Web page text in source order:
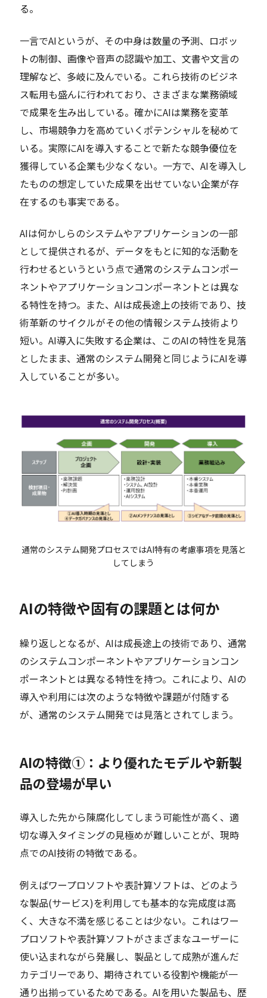
る。
一言でAIというが、その中身は数量の予測、ロボッ
トの制御、画像や音声の認識や加工、文書や文言の
理解など、多岐に及んでいる。これら技術のビジネ
ス転用も盛んに行われており、さまざまな業務領域
で成果を生み出している。確かにAIは業務を変革
し、市場競争力を高めていくポテンシャルを秘めて
いる。実際にAIを導入することで新たな競争優位を
獲得している企業も少なくない。一方で、AIを導入し
たものの想定していた成果を出せていない企業が存
在するのも事実である。
AIは何かしらのシステムやアプリケーションの一部
として提供されるが、データをもとに知的な活動を
行わせるというという点で通常のシステムコンポー
ネントやアプリケーションコンポーネントとは異な
る特性を持つ。また、AIは成長途上の技術であり、技
術革新のサイクルがその他の情報システム技術より
短い。AI導入に失敗する企業は、このAIの特性を見落
としたまま、通常のシステム開発と同じようにAIを導
入していることが多い。
通常のシステム開発プロセスではAI特有の考慮事項を見落と
してしまう
AIの特徴や固有の課題とは何か
繰り返しとなるが、AIは成長途上の技術であり、通常
のシステムコンポーネントやアプリケーションコン
ポーネントとは異なる特性を持つ。これにより、AIの
導入や利用には次のような特徴や課題が付随する
が、通常のシステム開発では見落とされてしまう。
AIの特徴①：より優れたモデルや新製
品の登場が早い
導入した先から陳腐化してしまう可能性が高く、適
切な導入タイミングの見極めが難しいことが、現時
点でのAI技術の特徴である。
例えばワープロソフトや表計算ソフトは、どのよう
な製品(サービス)を利用しても基本的な完成度は高
く、大きな不満を感じることは少ない。これはワー
プロソフトや表計算ソフトがさまざまなユーザーに
使い込まれながら発展し、製品として成熟が進んだ
カテゴリーであり、期待されている役割や機能が一
通り出揃っているためである。AIを用いた製品も、歴